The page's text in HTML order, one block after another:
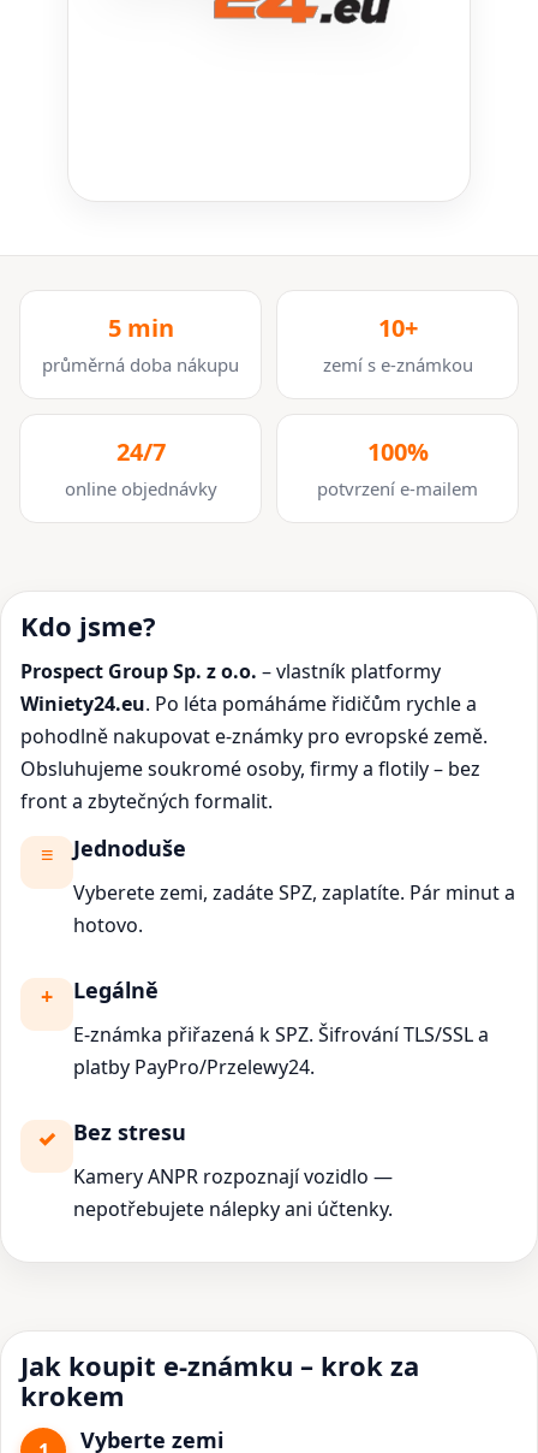
5 min
průměrná doba nákupu
10+
zemí s e-známkou
24/7
online objednávky
100%
potvrzení e-mailem
Kdo jsme?
Prospect Group Sp. z o.o. – vlastník platformy
Winiety24.eu. Po léta pomáháme řidičům rychle a
pohodlně nakupovat e-známky pro evropské země.
Obsluhujeme soukromé osoby, firmy a flotily – bez
front a zbytečných formalit.
Jednoduše
Vyberete zemi, zadáte SPZ, zaplatíte. Pár minut a
hotovo.
Legálně
E-známka přiřazená k SPZ. Šifrování TLS/SSL a
platby PayPro/Przelewy24.
Bez stresu
Kamery ANPR rozpoznají vozidlo —
nepotřebujete nálepky ani účtenky.
Jak koupit e-známku – krok za
krokem
Vyberte zemi